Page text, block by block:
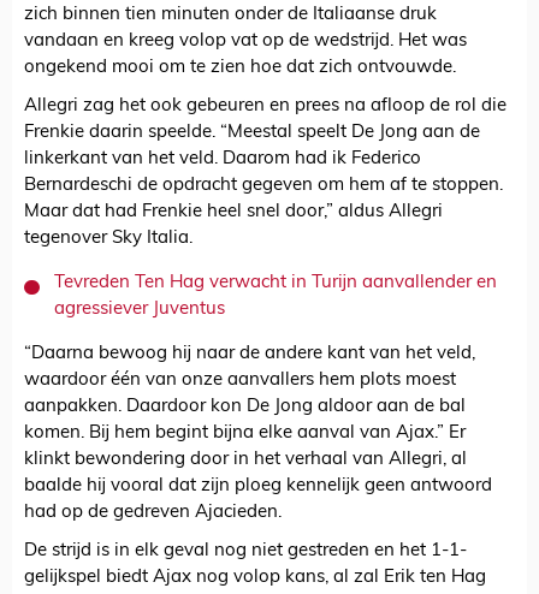
zich binnen tien minuten onder de Italiaanse druk
vandaan en kreeg volop vat op de wedstrijd. Het was
ongekend mooi om te zien hoe dat zich ontvouwde.
Allegri zag het ook gebeuren en prees na afloop de rol die
Frenkie daarin speelde. “Meestal speelt De Jong aan de
linkerkant van het veld. Daarom had ik Federico
Bernardeschi de opdracht gegeven om hem af te stoppen.
Maar dat had Frenkie heel snel door,” aldus Allegri
tegenover Sky Italia.
Tevreden Ten Hag verwacht in Turijn aanvallender en
agressiever Juventus
“Daarna bewoog hij naar de andere kant van het veld,
waardoor één van onze aanvallers hem plots moest
aanpakken. Daardoor kon De Jong aldoor aan de bal
komen. Bij hem begint bijna elke aanval van Ajax.” Er
klinkt bewondering door in het verhaal van Allegri, al
baalde hij vooral dat zijn ploeg kennelijk geen antwoord
had op de gedreven Ajacieden.
De strijd is in elk geval nog niet gestreden en het 1-1-
gelijkspel biedt Ajax nog volop kans, al zal Erik ten Hag